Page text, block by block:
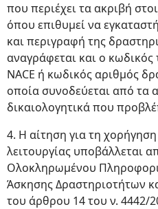
που περιέχει τα ακριβή
όπου επιθυμεί να
και περιγραφή της
αναγράφεται και ο κωδικός
NACE ή κωδικός αριθμός
οποία συνοδεύεται από τα
δικαιολογητικά που
4. Η αίτηση για τη
λειτουργίας υποβάλλεται
Ολοκληρωμένου
Άσκησης Δραστηριοτήτων
του άρθρου 14 του ν. 4442/